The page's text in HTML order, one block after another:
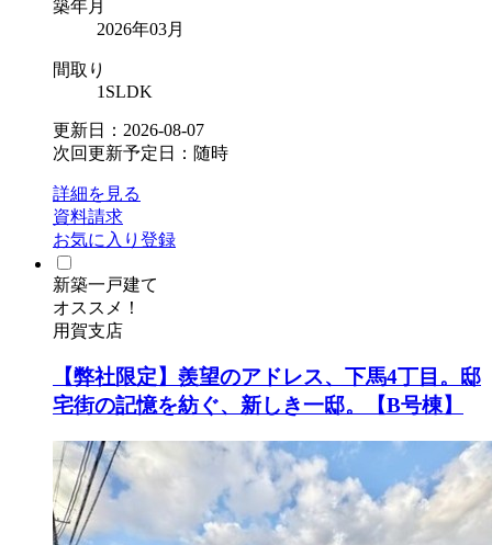
築年月
2026年03月
間取り
1SLDK
更新日：2026-08-07
次回更新予定日：随時
詳細を見る
資料請求
お気に入り登録
新築一戸建て
オススメ！
用賀支店
【弊社限定】羨望のアドレス、下馬4丁目。邸
宅街の記憶を紡ぐ、新しき一邸。【B号棟】